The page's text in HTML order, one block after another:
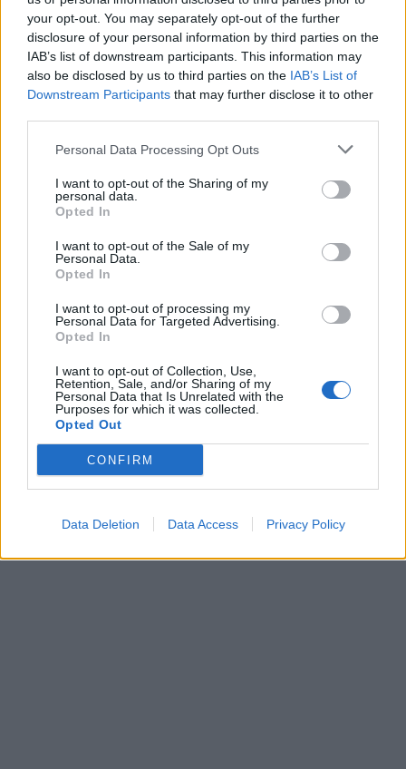
your opt-out. You may separately opt-out of the further
disclosure of your personal information by third parties on the
IAB’s list of downstream participants. This information may
also be disclosed by us to third parties on the IAB’s List of
Downstream Participants that may further disclose it to other
Personal Data Processing Opt Outs
I want to opt-out of the Sharing of my
personal data.
Opted In
I want to opt-out of the Sale of my
Personal Data.
Opted In
I want to opt-out of processing my
Personal Data for Targeted Advertising.
Opted In
I want to opt-out of Collection, Use,
Retention, Sale, and/or Sharing of my
Personal Data that Is Unrelated with the
Purposes for which it was collected.
Opted Out
CONFIRM
Data Deletion Data Access Privacy Policy
Ρομαντικό και σeξι, σε εσωρούχων με μαύρη
δαντέλα!
Αγόρασέ το